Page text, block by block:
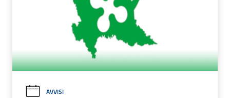
AVVISI